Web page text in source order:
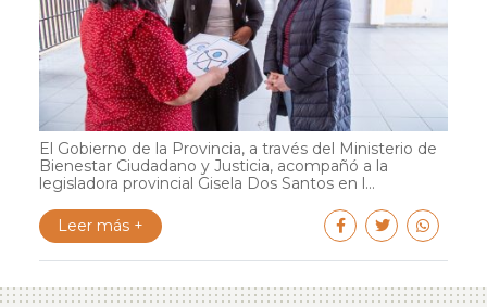
El Gobierno de la Provincia, a través del Ministerio de
Bienestar Ciudadano y Justicia, acompañó a la
legisladora provincial Gisela Dos Santos en l...
Leer más +